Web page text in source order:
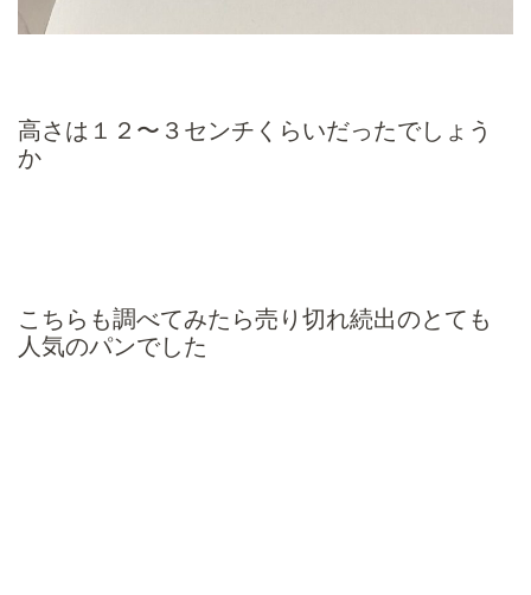
高さは１２〜３センチくらいだったでしょう
か
こちらも調べてみたら売り切れ続出のとても
人気のパンでした